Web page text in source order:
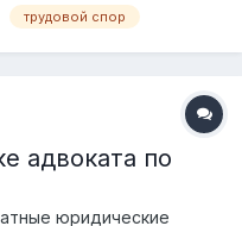
с работодателем летом
трудовой спор
адвоката по
юридические